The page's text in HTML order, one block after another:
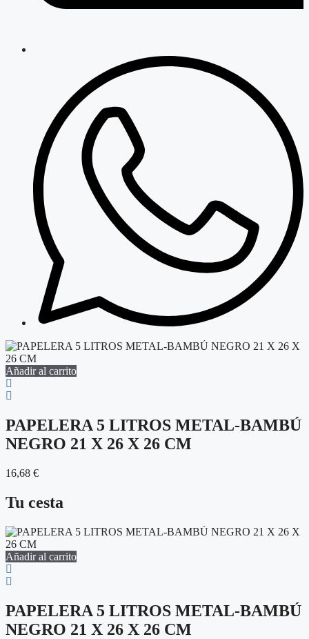
Añadir al carrito
PAPELERA 5 LITROS METAL-BAMBÚ
NEGRO 21 X 26 X 26 CM
16,68 €
Tu cesta
Añadir al carrito
PAPELERA 5 LITROS METAL-BAMBÚ
NEGRO 21 X 26 X 26 CM